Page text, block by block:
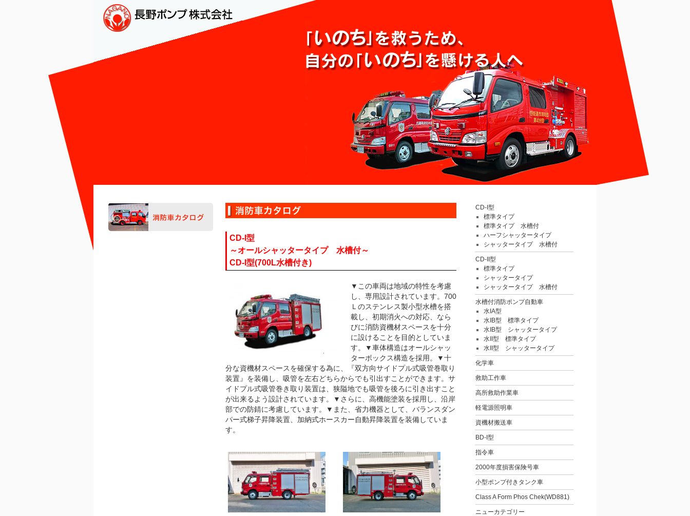
CD-I型
～オールシャッタータイプ 水槽付～
CD-I型(700L水槽付き)
▼この車両は地域の特性を考慮
し、専用設計されています。700
Ｌのステンレス製小型水槽を搭
載し、初期消火への対応、なら
びに消防資機材スペースを十分
に設けることを目的としていま
す。▼車体構造はオールシャッ
ターボックス構造を採用。▼十
分な資機材スペースを確保する為に、『双方向サイドプル式吸管巻取り
装置』を装備し、吸管を左右どちらからでも引出すことができます。サ
イドプル式吸管巻き取り装置は、狭隘地でも吸管を後ろに引き出すこと
が出来るよう設計されています。▼さらに、高機能塗装を採用し、沿岸
部での防錆に考慮しています。▼また、省力機器として、バランスダン
パー式梯子昇降装置、加納式ホースカー自動昇降装置を装備していま
す。
CD-I型
標準タイプ
標準タイプ 水槽付
ハーフシャッタータイプ
シャッタータイプ 水槽付
CD-II型
標準タイプ
シャッタータイプ
シャッタータイプ 水槽付
水槽付消防ポンプ自動車
水IA型
水IB型 標準タイプ
水IB型 シャッタータイプ
水II型 標準タイプ
水II型 シャッタータイプ
化学車
救助工作車
高所救助作業車
軽電源照明車
資機材搬送車
BD-I型
指令車
2000年度損害保険号車
小型ポンプ付きタンク車
Class A Form Phos Chek(WD881)
ニューカテゴリー